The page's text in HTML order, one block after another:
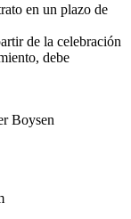
en un plazo de
de la celebración
debe
Boysen